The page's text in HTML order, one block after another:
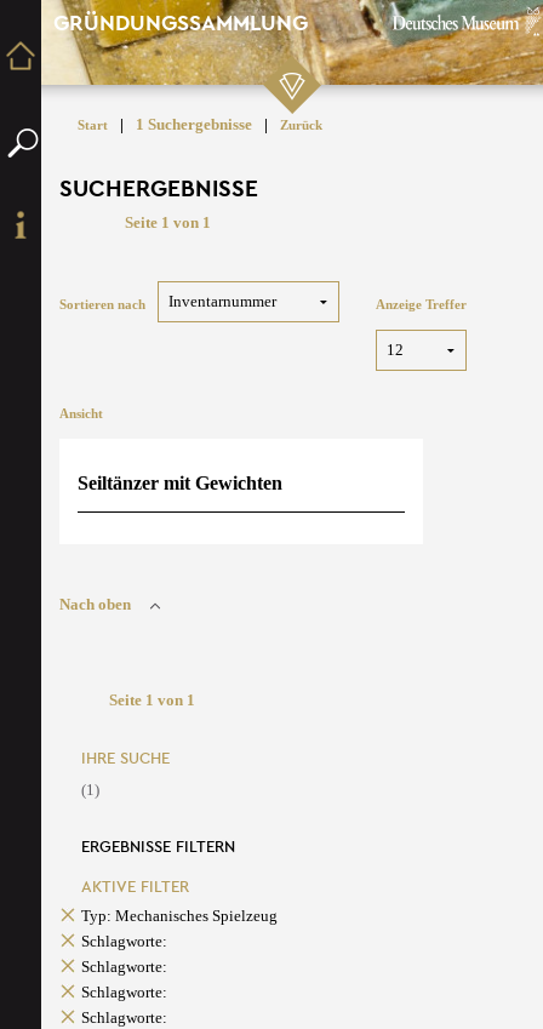
GRÜNDUNGSSAMMLUNG
Start | 1 Suchergebnisse | Zurück
SUCHERGEBNISSE
Seite 1 von 1
Sortieren nach Anzeige Treffer
Ansicht
Seiltänzer mit Gewichten
Nach oben
Seite 1 von 1
IHRE SUCHE
(1)
ERGEBNISSE FILTERN
AKTIVE FILTER
Typ: Mechanisches Spielzeug
Schlagworte:
Schlagworte:
Schlagworte:
Schlagworte: